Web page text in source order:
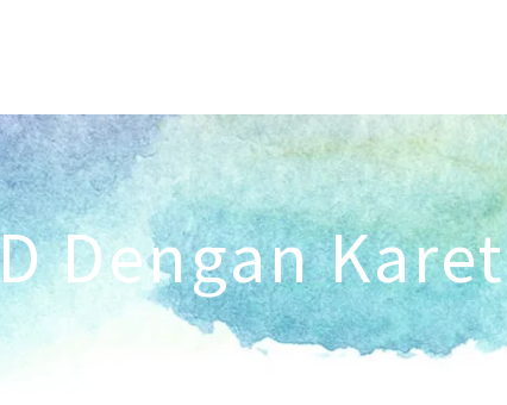
Dengan Karet